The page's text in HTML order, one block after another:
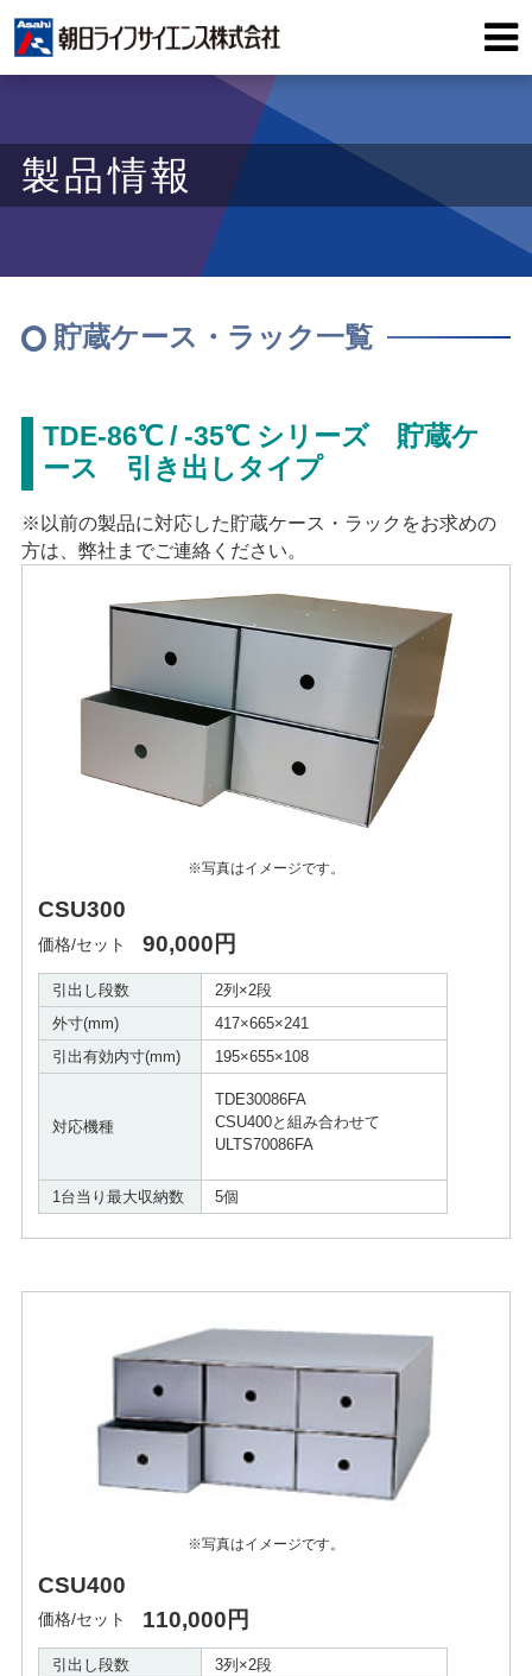
製品情報
貯蔵ケース・ラック一覧
TDE-86℃ / -35℃ シリーズ 貯蔵ケ
ース 引き出しタイプ
※以前の製品に対応した貯蔵ケース・ラックをお求めの
方は、弊社までご連絡ください。
※写真はイメージです。
CSU300
価格/セット 90,000円
引出し段数
2列×2段
外寸(mm)
417×665×241
引出有効内寸(mm)
195×655×108
対応機種
TDE30086FA
CSU400と組み合わせて
ULTS70086FA
1台当り最大収納数 5個
※写真はイメージです。
CSU400
価格/セット 110,000円
引出し段数
3列×2段